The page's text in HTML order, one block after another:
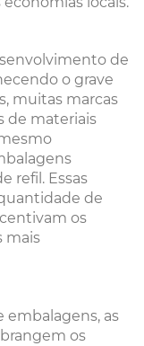
de
o grave
muitas marcas
de materiais
refil. Essas
de
os
mais
embalagens, as
os